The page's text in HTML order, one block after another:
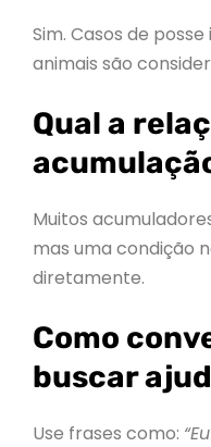
Sim. Casos de
animais são
Qual a
Muitos
mas uma condição
diretamente.
Como
buscar
Use frases como: